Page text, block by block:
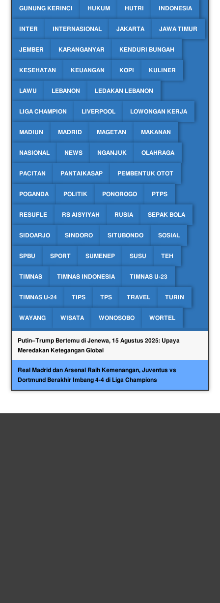
GUNUNG KERINCI HUKUM HUTRI INDONESIA
INTER INTERNASIONAL JAKARTA JAWA TIMUR
JEMBER KARANGANYAR KENDURI BUNGAH
KESEHATAN KEUANGAN KOPI KULINER
LAWU LEBANON LEDAKAN LEBANON
LIGA CHAMPION LIVERPOOL LOWONGAN KERJA
MADIUN MADRID MAGETAN MAKANAN
NASIONAL NEWS NGANJUK OLAHRAGA
PACITAN PANTAIKASAP PEMBENTUK OTOT
POGANDA POLITIK PONOROGO PTPS
RESUFLE RS AISYIYAH RUSIA SEPAK BOLA
SIDOARJO SINDORO SITUBONDO SOSIAL
SPBU SPORT SUMENEP SUSU TEH
TIMNAS TIMNAS INDONESIA TIMNAS U-23
TIMNAS U-24 TIPS TPS TRAVEL TURIN
WAYANG WISATA WONOSOBO WORTEL
Putin–Trump Bertemu di Jenewa, 15 Agustus 2025: Upaya
Meredakan Ketegangan Global
Real Madrid dan Arsenal Raih Kemenangan, Juventus vs
Dortmund Berakhir Imbang 4-4 di Liga Champions